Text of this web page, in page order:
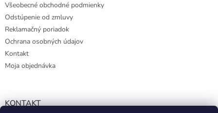
Všeobecné obchodné podmienky
Odstúpenie od zmluvy
Reklamačný poriadok
Ochrana osobných údajov
Kontakt
Moja objednávka
KONTAKT